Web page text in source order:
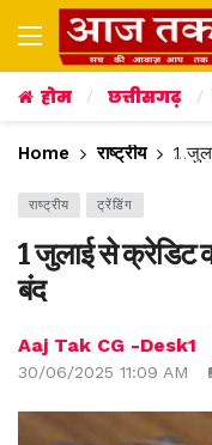
होम छत्तीसगढ़
Home राष्ट्रीय 1
राष्ट्रीय ट्रेंडिंग
1 जुलाई से क्रेडिट
बंद
Aaj Tak CG -Desk1
30/06/2025 11:09 AM